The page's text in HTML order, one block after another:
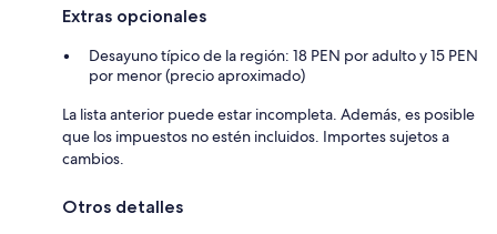
Extras opcionales
Desayuno típico de la región: 18 PEN por adulto y 15 PEN
por menor (precio aproximado)
La lista anterior puede estar incompleta. Además, es posible
que los impuestos no estén incluidos. Importes sujetos a
cambios.
Otros detalles